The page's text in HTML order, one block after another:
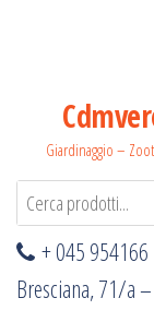
Giardinaggio –
+ 045
Bresciana, 71/a